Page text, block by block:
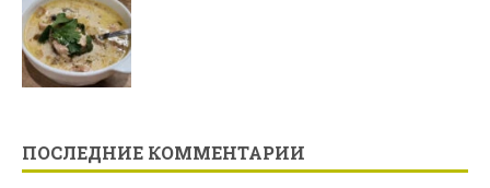
ПОСЛЕДНИЕ КОММЕНТАРИИ